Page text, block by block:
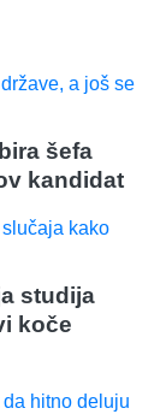
šefa
kandidat
studija
koče